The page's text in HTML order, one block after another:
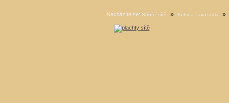
Nacházíte se: Stínící sítě » Kufry a zavazadla »